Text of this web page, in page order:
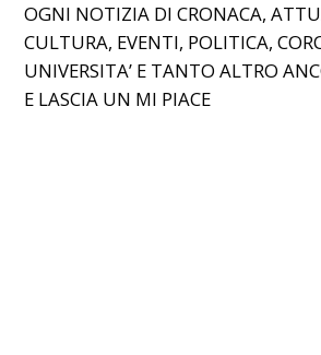
OGNI NOTIZIA DI CRONACA,
CULTURA, EVENTI, POLITICA,
UNIVERSITA’ E TANTO ALTRO
E LASCIA UN MI PIACE